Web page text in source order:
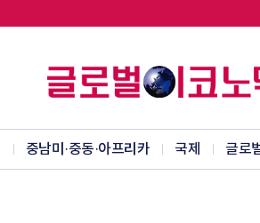
중남미·중동·아프리카 국제 글로